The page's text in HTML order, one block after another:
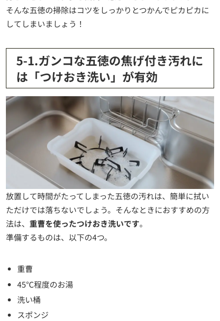
そんな五徳の掃除はコツをしっかりとつかんでピカピカに
してしまいましょう！
5-1.ガンコな五徳の焦げ付き汚れに
は「つけおき洗い」が有効
放置して時間がたってしまった五徳の汚れは、簡単に拭い
ただけでは落ちないでしょう。そんなときにおすすめの方
法は、 重曹を使ったつけおき洗いです。
準備するものは、以下の4つ。
重曹
45℃程度のお湯
洗い桶
スポンジ